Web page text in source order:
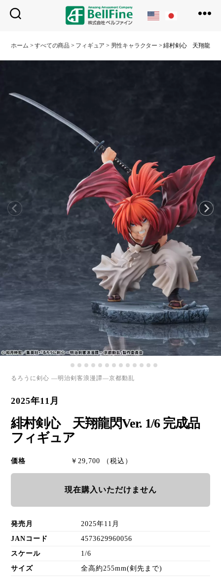
フ
イ
ホーム >すべての商品 > フィギュア > 男性キャラクター >緋村剣心 天翔龍閃
るろうに剣心 ―明治剣客浪漫譚―京都動乱
2025年11月
緋村剣心 天翔龍閃Ver. 1/6 完成品
フィギュア
価格 ￥29,700 （税込）
現在購入いただけません
発売月 2025年11月
JANコード 4573629960056
スケール 1/6
サイズ 全高約255mm(剣先まで)